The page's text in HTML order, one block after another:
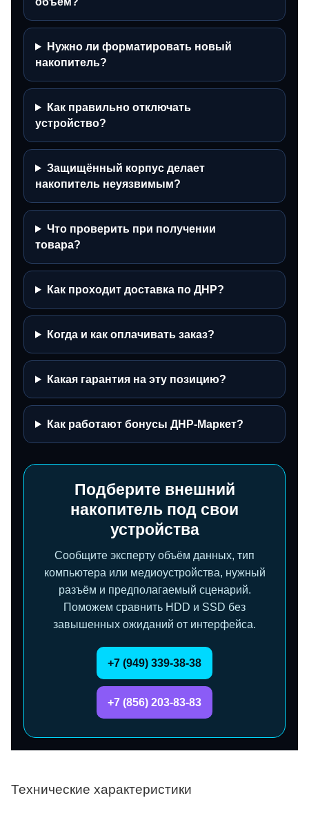
Нужно ли форматировать новый
накопитель?
Как правильно отключать
устройство?
Защищённый корпус делает
накопитель неуязвимым?
Что проверить при получении
товара?
Как проходит доставка по ДНР?
Когда и как оплачивать заказ?
Какая гарантия на эту позицию?
Как работают бонусы ДНР-Маркет?
Подберите внешний
накопитель под свои
устройства
Сообщите эксперту объём данных, тип
компьютера или медиоустройства, нужный
разъём и предполагаемый сценарий.
Поможем сравнить HDD и SSD без
завышенных ожиданий от интерфейса.
+7 (949) 339-38-38
+7 (856) 203-83-83
Технические характеристики